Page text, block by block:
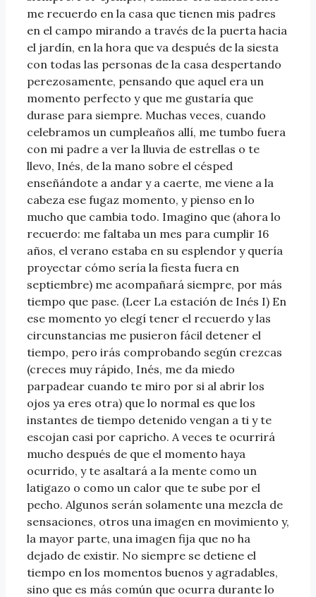
me recuerdo en la casa que tienen mis padres
en el campo mirando a través de la puerta hacia
el jardín, en la hora que va después de la siesta
con todas las personas de la casa despertando
perezosamente, pensando que aquel era un
momento perfecto y que me gustaría que
durase para siempre. Muchas veces, cuando
celebramos un cumpleaños allí, me tumbo fuera
con mi padre a ver la lluvia de estrellas o te
llevo, Inés, de la mano sobre el césped
enseñándote a andar y a caerte, me viene a la
cabeza ese fugaz momento, y pienso en lo
mucho que cambia todo. Imagino que (ahora lo
recuerdo: me faltaba un mes para cumplir 16
años, el verano estaba en su esplendor y quería
proyectar cómo sería la fiesta fuera en
septiembre) me acompañará siempre, por más
tiempo que pase. (Leer La estación de Inés I) En
ese momento yo elegí tener el recuerdo y las
circunstancias me pusieron fácil detener el
tiempo, pero irás comprobando según crezcas
(creces muy rápido, Inés, me da miedo
parpadear cuando te miro por si al abrir los
ojos ya eres otra) que lo normal es que los
instantes de tiempo detenido vengan a ti y te
escojan casi por capricho. A veces te ocurrirá
mucho después de que el momento haya
ocurrido, y te asaltará a la mente como un
latigazo o como un calor que te sube por el
pecho. Algunos serán solamente una mezcla de
sensaciones, otros una imagen en movimiento y,
la mayor parte, una imagen fija que no ha
dejado de existir. No siempre se detiene el
tiempo en los momentos buenos y agradables,
sino que es más común que ocurra durante lo